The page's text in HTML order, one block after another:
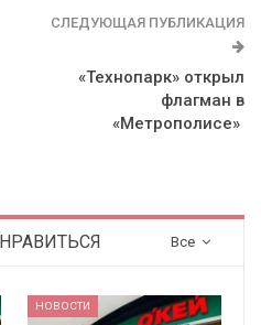
СЛЕДУЮЩАЯ ПУБЛИКАЦИЯ
«Технопарк» открыл
флагман в
«Метрополисе»
Все
НОВОСТИ